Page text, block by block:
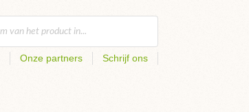
Onze partners Schrijf ons